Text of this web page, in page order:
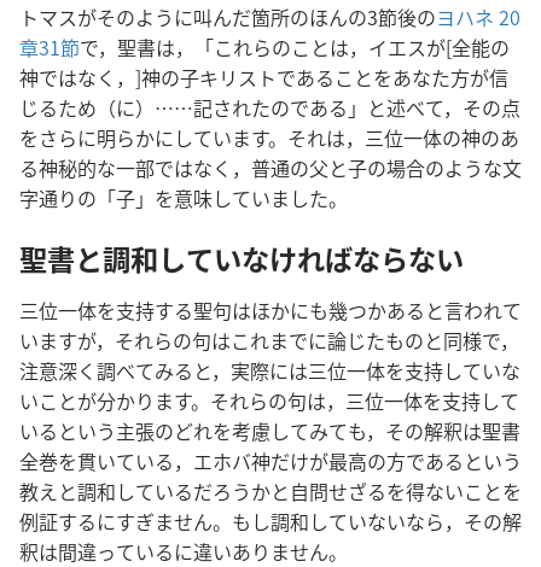
トマスがそのように叫んだ箇所のほんの3節後のヨハネ 20
章31節で，聖書は，「これらのことは，イエスが[全能の
神ではなく，]神の子キリストであることをあなた方が信
じるため（に）……記されたのである」と述べて，その点
をさらに明らかにしています。それは，三位一体の神のあ
る神秘的な一部ではなく，普通の父と子の場合のような文
字通りの「子」を意味していました。
聖書と調和していなければならない
三位一体を支持する聖句はほかにも幾つかあると言われて
いますが，それらの句はこれまでに論じたものと同様で，
注意深く調べてみると，実際には三位一体を支持していな
いことが分かります。それらの句は，三位一体を支持して
いるという主張のどれを考慮してみても，その解釈は聖書
全巻を貫いている，エホバ神だけが最高の方であるという
教えと調和しているだろうかと自問せざるを得ないことを
例証するにすぎません。もし調和していないなら，その解
釈は間違っているに違いありません。